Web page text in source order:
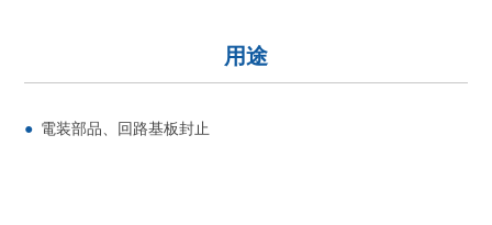
用途
電装部品、回路基板封止